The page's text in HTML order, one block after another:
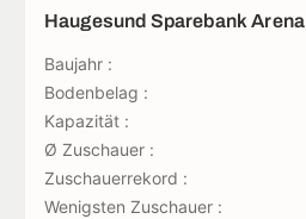
Haugesund Sparebank Arena
Baujahr :
Bodenbelag :
Kapazität :
Ø Zuschauer :
Zuschauerrekord :
Wenigsten Zuschauer :